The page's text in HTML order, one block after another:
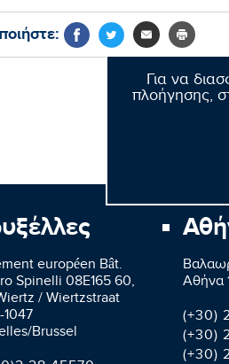
Για να
πλοήγησης,
européen Bât.
Spinelli 08E165 60,
/ Wiertzstraat
Brussel
Aθήνα
(+30)
(+30)
(+30)